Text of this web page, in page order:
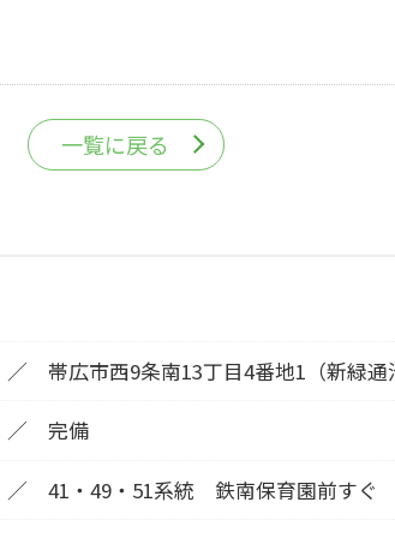
一覧に戻る
帯広市西9条南13丁目4番地1（新緑通
完備
41・49・51系統 鉄南保育園前すぐ